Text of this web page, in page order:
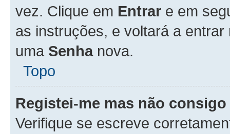
vez. Clique em Entrar e em
as instruções, e voltará a
uma Senhanova.
Topo
Registei-me mas não
Verifique se escreve